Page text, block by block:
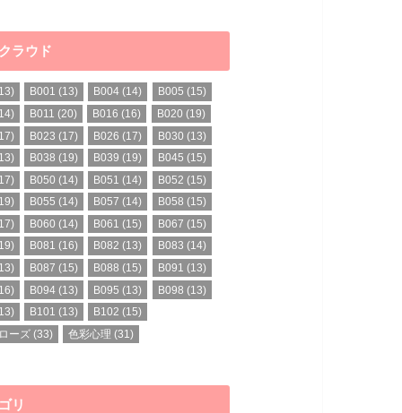
ラウド
B001 (13) B004 (14) B005 (15)
B011 (20) B016 (16) B020 (19)
B023 (17) B026 (17) B030 (13)
B038 (19) B039 (19) B045 (15)
B050 (14) B051 (14) B052 (15)
B055 (14) B057 (14) B058 (15)
B060 (14) B061 (15) B067 (15)
B081 (16) B082 (13) B083 (14)
B087 (15) B088 (15) B091 (13)
B094 (13) B095 (13) B098 (13)
B101 (13) B102 (15)
ーズ (33) 色彩心理 (31)
リ